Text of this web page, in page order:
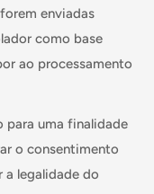
enviadas
como base
ao processamento
para uma finalidade
o consentimento
a legalidade do